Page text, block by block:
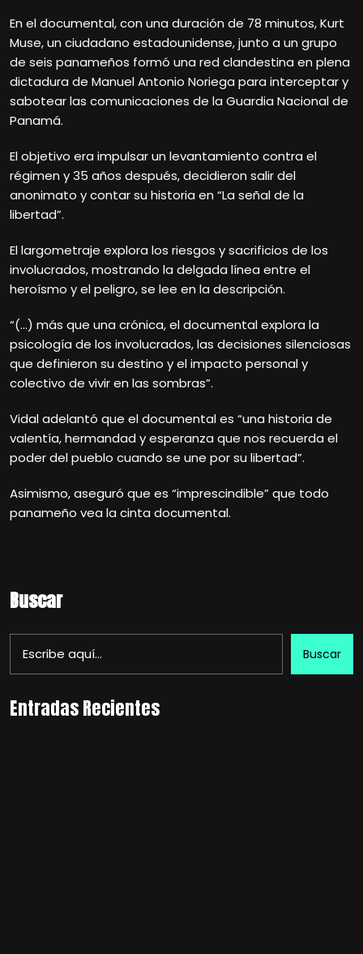
En el documental, con una duración de 78 minutos, Kurt
Muse, un ciudadano estadounidense, junto a un grupo
de seis panameños formó una red clandestina en plena
dictadura de Manuel Antonio Noriega para interceptar y
sabotear las comunicaciones de la Guardia Nacional de
Panamá.
El objetivo era impulsar un levantamiento contra el
régimen y 35 años después, decidieron salir del
anonimato y contar su historia en “La señal de la
libertad”.
El largometraje explora los riesgos y sacrificios de los
involucrados, mostrando la delgada línea entre el
heroísmo y el peligro, se lee en la descripción.
“(…) más que una crónica, el documental explora la
psicología de los involucrados, las decisiones silenciosas
que definieron su destino y el impacto personal y
colectivo de vivir en las sombras”.
Vidal adelantó que el documental es “una historia de
valentía, hermandad y esperanza que nos recuerda el
poder del pueblo cuando se une por su libertad”.
Asimismo, aseguró que es “imprescindible” que todo
panameño vea la cinta documental.
Buscar
Buscar
Entradas Recientes